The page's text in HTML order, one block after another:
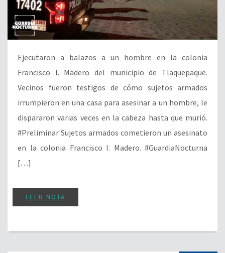
Ejecutaron a balazos a un hombre en la colonia
Francisco I. Madero del municipio de Tlaquepaque.
Vecinos fueron testigos de cómo sujetos armados
irrumpieron en una casa para asesinar a un hombre, le
dispararon varias veces en la cabeza hasta que murió.
#Preliminar Sujetos armados cometieron un asesinato
en la colonia Francisco I. Madero. #GuardiaNocturna
[…]
LEER NOTA